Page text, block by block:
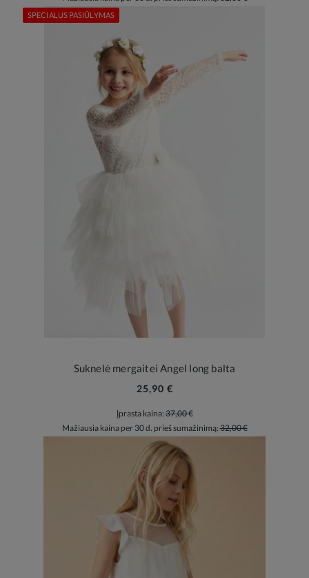
Suknelė mergaitei Angel long balta
25,90 €
Įprasta kaina:37,00 €
Mažiausia kaina per 30 d. prieš sumažinimą:32,00 €
SPECIALUS PASIŪLYMAS